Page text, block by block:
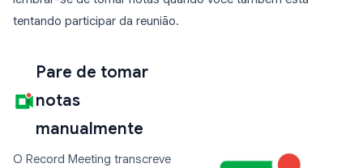
tentando participar da reunião.
Pare de tomar
notas
manualmente
O Record Meeting transcreve